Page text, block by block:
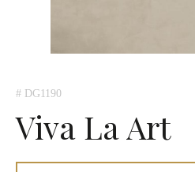
# DG1190
Viva La Art